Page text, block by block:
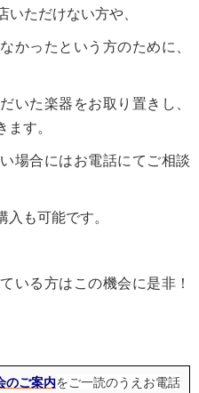
ただけない方や、
かったという方のために、
いた楽器をお取り置きし、
す。
場合にはお電話にてご相談
も可能です。
いる方はこの機会に是非！
のご案内をご一読のうえお電話